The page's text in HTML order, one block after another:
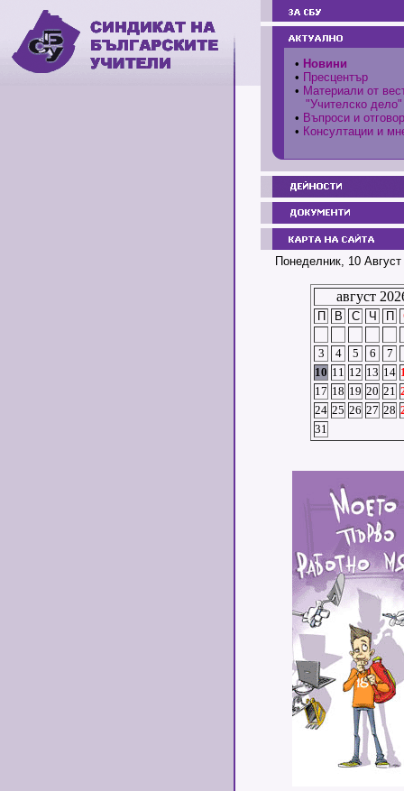
• Новини
• Пресцентър
• Материали от
"Учителско дело"
• Въпроси и
• Консултации и
Понеделник, 10 Август
август
П В С Ч П
3
4 5 6 7
10 11 12 13 14
17 18 19 20 21
24 25 26 27 28
31